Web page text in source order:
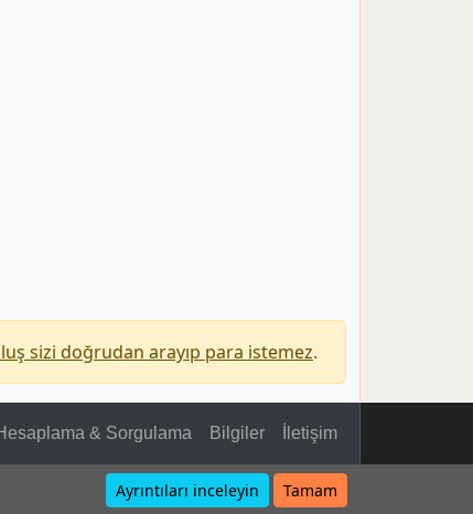
sizi doğrudan arayıp para istemez.
& Sorgulama Bilgiler İletişim
Ayrıntıları inceleyin Tamam